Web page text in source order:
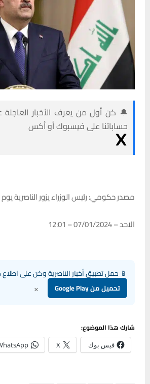
🔔 كن أول من يعرف الأخبار العاجلة
حساباتنا على فيسبوك أو أكس
مصدر حكومي: رئيس الوزراء يزور الناصرية يوم
الاحد – 07/01/2024 – 12:01
📱 حمل تطبيق أخبار الناصرية وكن على اطلاع
تحميل من Google Play ×
شارك هذا الموضوع:
فيس بوك X